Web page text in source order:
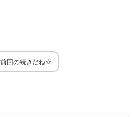
前回の続きだね☆